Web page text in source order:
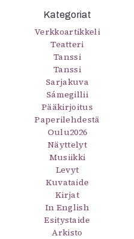
Kategoriat
Verkkoartikkeli
Teatteri
Tanssi
Tanssi
Sarjakuva
Sámegillii
Pääkirjoitus
Paperilehdestä
Oulu2026
Näyttelyt
Musiikki
Levyt
Kuvataide
Kirjat
In English
Esitystaide
Arkisto